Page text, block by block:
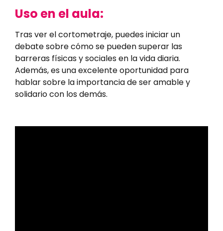
Uso en el aula:
Tras ver el cortometraje, puedes iniciar un
debate sobre cómo se pueden superar las
barreras físicas y sociales en la vida diaria.
Además, es una excelente oportunidad para
hablar sobre la importancia de ser amable y
solidario con los demás.